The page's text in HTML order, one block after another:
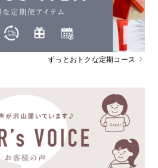
ずっとおトクな定期コース